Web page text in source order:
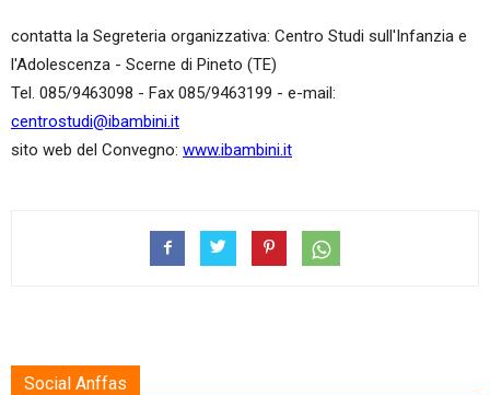
contatta la Segreteria organizzativa: Centro Studi sull'Infanzia e
l'Adolescenza - Scerne di Pineto (TE)
Tel. 085/9463098 - Fax 085/9463199 - e-mail:
centrostudi@ibambini.it
sito web del Convegno: www.ibambini.it
Social Anffas